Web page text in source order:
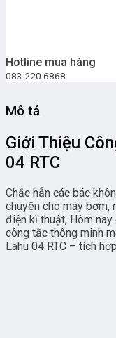
Hotline mua hàng
083.220.6868
Mô tả
Giới Thiệu
04 RTC
Chắc hẳn các bác
chuyên cho máy bơm,
điện kĩ thuật, Hôm
công tắc thông minh
Lahu 04 RTC – tích